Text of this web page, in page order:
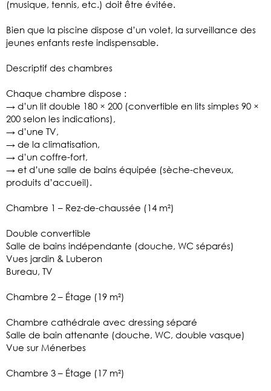
(musique, tennis, etc.) doit être évitée.
Bien que la piscine dispose d’un volet, la surveillance des
jeunes enfants reste indispensable.
Descriptif des chambres
Chaque chambre dispose :
→ d’un lit double 180 × 200 (convertible en lits simples 90 ×
200 selon les indications),
→ d’une TV,
→ de la climatisation,
→ d’un coffre-fort,
→ et d’une salle de bains équipée (sèche-cheveux,
produits d’accueil).
Chambre 1 – Rez-de-chaussée (14 m²)
Double convertible
Salle de bains indépendante (douche, WC séparés)
Vues jardin & Luberon
Bureau, TV
Chambre 2 – Étage (19 m²)
Chambre cathédrale avec dressing séparé
Salle de bain attenante (douche, WC, double vasque)
Vue sur Ménerbes
Chambre 3 – Étage (17 m²)